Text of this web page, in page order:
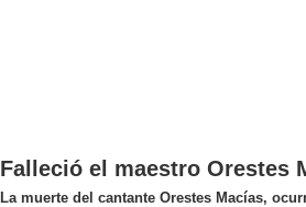
Falleció el maestro Orestes
La muerte del cantante Orestes Macías,